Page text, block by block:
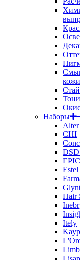
кожи
Наборы
Alter
CHI
DSD
Estel
Glynt
Hair
Itely
Lisap